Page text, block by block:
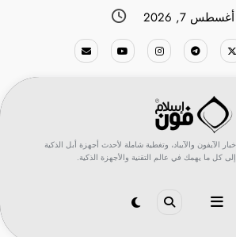
أغسطس 7, 2026
والآيباد، وتغطية شاملة لأحدث أجهزة أبل الذكية
إلى كل ما يهمك في عالم التقنية والأجهزة الذكية.